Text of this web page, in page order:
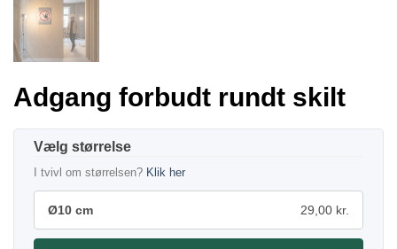
Adgang forbudt rundt skilt
størrelse
I tvivl om størrelsen? Klik her
Ø10 cm 29,00 kr.